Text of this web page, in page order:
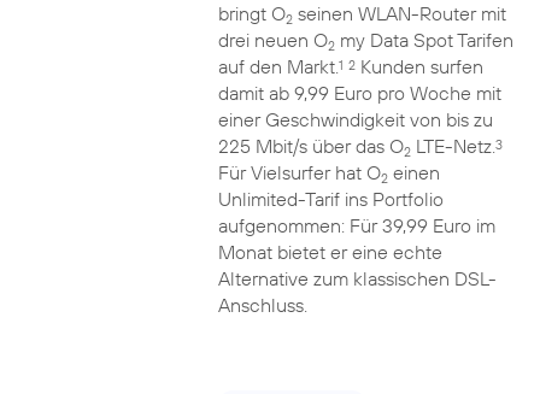
bringt O2seinen WLAN-Router mit
drei neuen O2my Data Spot Tarifen
auf den Markt.1 2Kunden surfen
damit ab 9,99 Euro pro Woche mit
einer Geschwindigkeit von bis zu
225 Mbit/s über das O2LTE-Netz.3
Für Vielsurfer hat O2einen
Unlimited-Tarif ins Portfolio
aufgenommen: Für 39,99 Euro im
Monat bietet er eine echte
Alternative zum klassischen DSL-
Anschluss.